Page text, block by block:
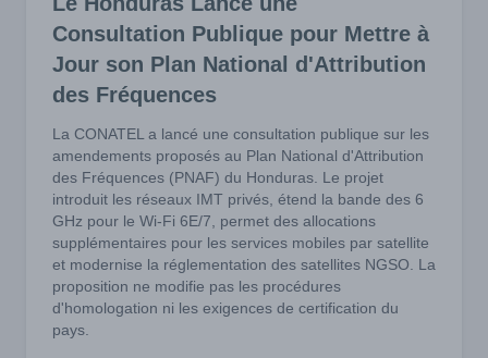
Consultation Publique pour Mettre à
Jour son Plan National d'Attribution
des Fréquences
La CONATEL a lancé une consultation publique sur les
amendements proposés au Plan National d'Attribution
des Fréquences (PNAF) du Honduras. Le projet
introduit les réseaux IMT privés, étend la bande des 6
GHz pour le Wi-Fi 6E/7, permet des allocations
supplémentaires pour les services mobiles par satellite
et modernise la réglementation des satellites NGSO. La
proposition ne modifie pas les procédures
d'homologation ni les exigences de certification du
pays.